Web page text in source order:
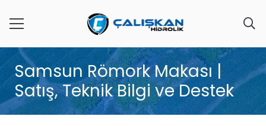
Samsun Römork Makası |
Satış, Teknik Bilgi ve Destek